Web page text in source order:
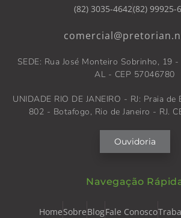
(82) 3035-4642(82) 99925-
SEDE: Rua José Monteiro Sobrinho, 19
AL - CEP 57046780
UNIDADE RIO DE JANEIRO - RJ: Praia
802 - Botafogo, Rio de Janeiro - RJ.
Ouvidoria
Navegação
HomeSobreBlogFale Conosco